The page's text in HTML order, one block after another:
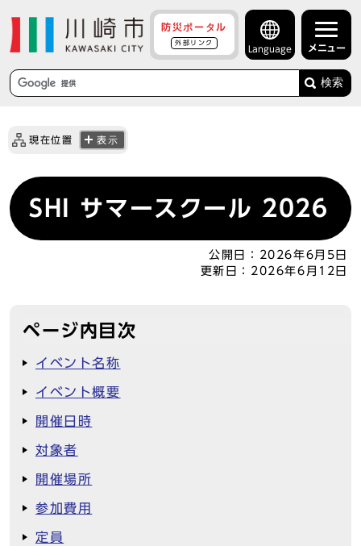
防災ポータル
外部リンク
Language メニュー
検索
現在位置 表示
SHI サマースクール 2026
公開日：
2026年6月5日
更新日： 2026年6月12日
ページ内目次
イベント名称
イベント概要
開催日時
対象者
開催場所
参加費用
定員